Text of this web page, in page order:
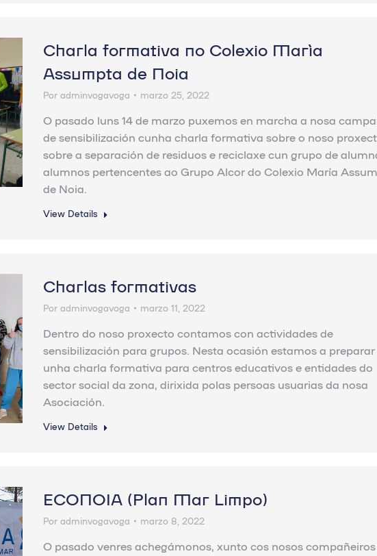
Charla formativa no Colexio María
Assumpta de Noia
Por adminvogavoga marzo 25, 2022
O pasado luns 14 de marzo puxemos en marcha a nosa
de sensibilización cunha charla formativa sobre o noso
sobre a separación de residuos e reciclaxe cun grupo de
alumnos pertencentes ao Grupo Alcor do Colexio María
de Noia.
View Details
Charlas formativas
Por adminvogavoga marzo 11, 2022
Dentro do noso proxecto contamos con actividades de
sensibilización para grupos. Nesta ocasión estamos a preparar
unha charla formativa para centros educativos e entidades do
sector social da zona, dirixida polas persoas usuarias da nosa
Asociación.
View Details
ECONOIA (Plan Mar Limpo)
Por adminvogavoga marzo 8, 2022
O pasado venres achegámonos, xunto cos nosos compañeiros